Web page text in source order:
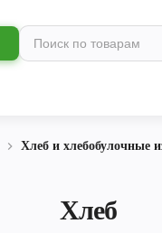
Хлеб и хлебобулочные
Хлеб